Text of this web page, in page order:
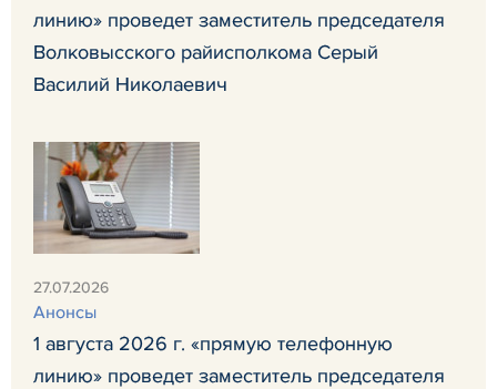
линию» проведет заместитель председателя
Волковысского райисполкома Серый
Василий Николаевич
27.07.2026
Анонсы
1 августа 2026 г. «прямую телефонную
линию» проведет заместитель председателя